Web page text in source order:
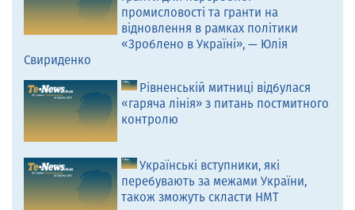
промисловості та гранти на
відновлення в рамках політики
«Зроблено в Україні», — Юлія
Свириденко
Рівненській митниці відбулася
«гаряча лінія» з питань постмитного
контролю
Українські вступники, які
перебувають за межами України,
також зможуть скласти НМТ